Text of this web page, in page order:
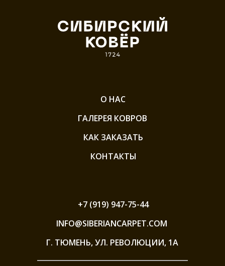
Г. ТЮМЕНЬ, УЛ. РЕВОЛЮЦИИ, 1А
INFO@SIBERIANCARPET.COM
+7 (919) 947-75-44
КОНТАКТЫ
КАК ЗАКАЗАТЬ
ГАЛЕРЕЯ КОВРОВ
О НАС